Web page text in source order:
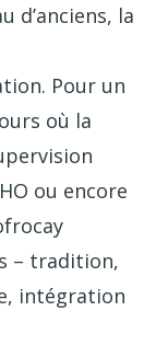
d’anciens, la
Pour un
où la
ou encore
– tradition,
intégration